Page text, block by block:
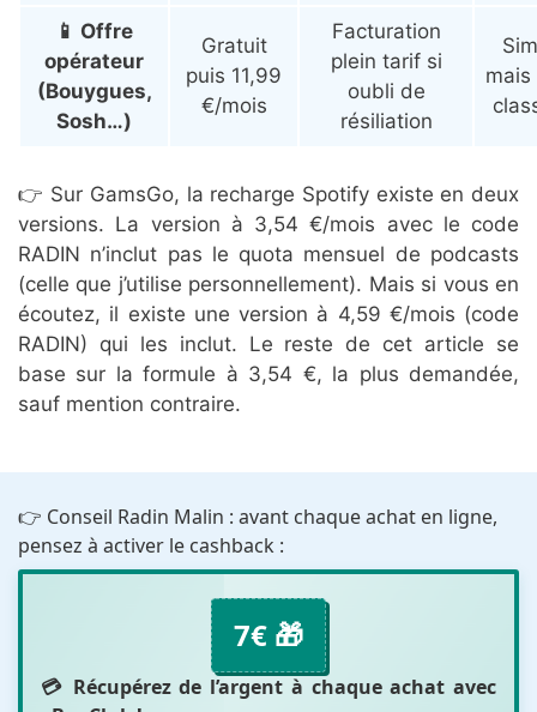
📱 Offre
opérateur
(Bouygues,
Sosh…)
Gratuit
puis 11,99
€/mois
Facturation
plein tarif si
oubli de
résiliation
mais
👉 Sur GamsGo, la recharge Spotify existe en deux
versions. La version à 3,54 €/mois avec le code
RADIN n’inclut pas le quota mensuel de podcasts
(celle que j’utilise personnellement). Mais si vous en
écoutez, il existe une version à 4,59 €/mois (code
RADIN) qui les inclut. Le reste de cet article se
base sur la formule à 3,54 €, la plus demandée,
sauf mention contraire.
👉 Conseil Radin Malin : avant chaque achat en ligne,
pensez à activer le cashback :
7€ 🎁
💳 Récupérez de l’argent à chaque achat avec